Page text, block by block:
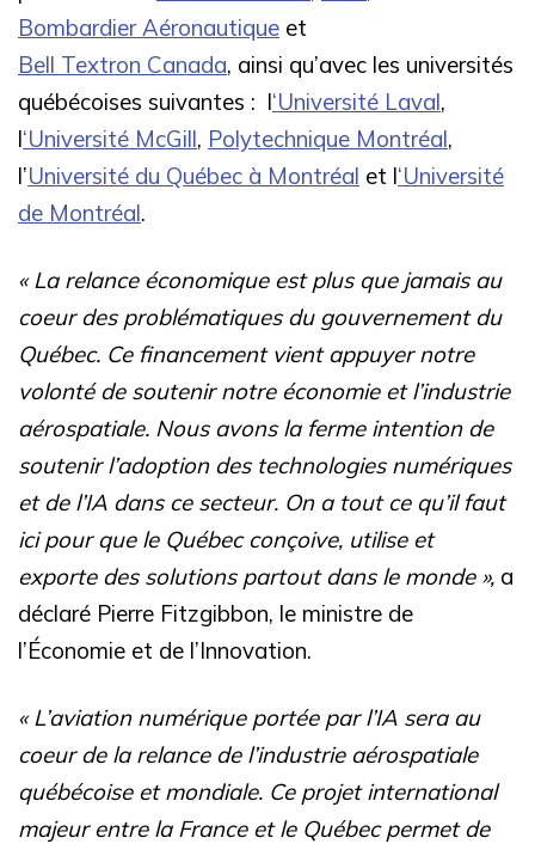
Bombardier Aéronautique et
Bell Textron Canada, ainsi qu’avec les universités
québécoises suivantes : l‘Université Laval,
l‘Université McGill, Polytechnique Montréal,
l’Université du Québec à Montréal et l‘Université
de Montréal.
«La relance économique est plus que jamais au
coeur des problématiques du gouvernement du
Québec. Ce financement vient appuyer notre
volonté de soutenir notre économie et l’industrie
aérospatiale. Nous avons la ferme intention de
soutenir l’adoption des technologies numériques
et de l’IA dans ce secteur. On a tout ce qu’il faut
ici pour que le Québec conçoive, utilise et
exporte des solutions partout dans le monde », a
déclaré Pierre Fitzgibbon, le ministre de
l’Économie et de l’Innovation.
« L’aviation numérique portée par l’IA sera au
coeur de la relance de l’industrie aérospatiale
québécoise et mondiale. Ce projet international
majeur entre la France et le Québec permet de